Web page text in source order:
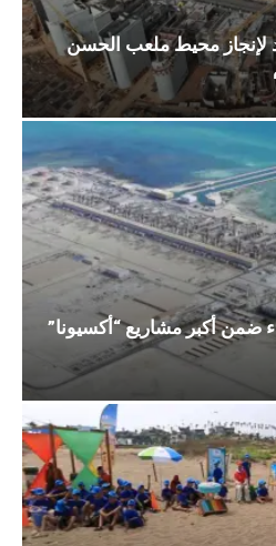
محيط ملعب الحسن
ضمن أكبر مشاريع “أكسيونا”